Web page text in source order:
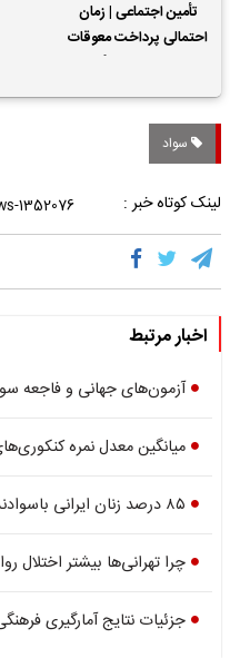
تأمین اجتماعی | زمان
احتمالی پرداخت معوقات
سواد
لینک کوتاه خبر :
اخبار مرتبط
آزمون‌های جهانی و فاجعه
میانگین معدل نمره کنکوری‌های
۸۵ درصد زنان ایرانی باسوادند
چرا تهرانی‌ها بیشتر اختلال
جزئیات نتایج آمارگیری